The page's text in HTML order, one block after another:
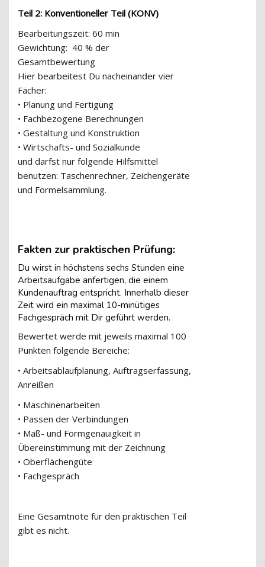
Teil 2: Konventioneller Teil (KONV)
Bearbeitungszeit: 60 min
Gewichtung: 40 % der
Gesamtbewertung
Hier bearbeitest Du nacheinander vier
Fächer:
• Planung und Fertigung
• Fachbezogene Berechnungen
• Gestaltung und Konstruktion
• Wirtschafts- und Sozialkunde
und darfst nur folgende Hilfsmittel
benutzen: Taschenrechner, Zeichengeräte
und Formelsammlung.
Fakten zur praktischen Prüfung:
Du wirst in höchstens sechs Stunden eine
Arbeitsaufgabe anfertigen, die einem
Kundenauftrag entspricht. Innerhalb dieser
Zeit wird ein maximal 10-minütiges
Fachgespräch mit Dir geführt werden.
Bewertet werde mit jeweils maximal 100
Punkten folgende Bereiche:
• Arbeitsablaufplanung, Auftragserfassung,
Anreißen
• Maschinenarbeiten
• Passen der Verbindungen
• Maß- und Formgenauigkeit in
Übereinstimmung mit der Zeichnung
• Oberflächengüte
• Fachgespräch
Eine Gesamtnote für den praktischen Teil
gibt es nicht.